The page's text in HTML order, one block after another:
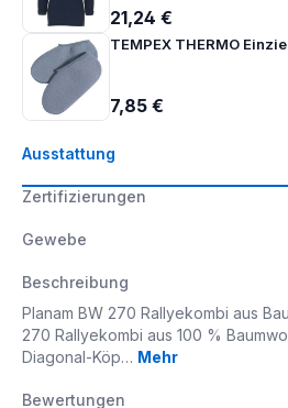
Ausstattung
Zertifizierungen
Gewebe
Beschreibung
Planam BW 270 Rallyekombi aus
270 Rallyekombi aus 100 %
Diagonal-Köp… Mehr
Bewertungen
21,24 €
TEMPEX THERMO
7,85 €